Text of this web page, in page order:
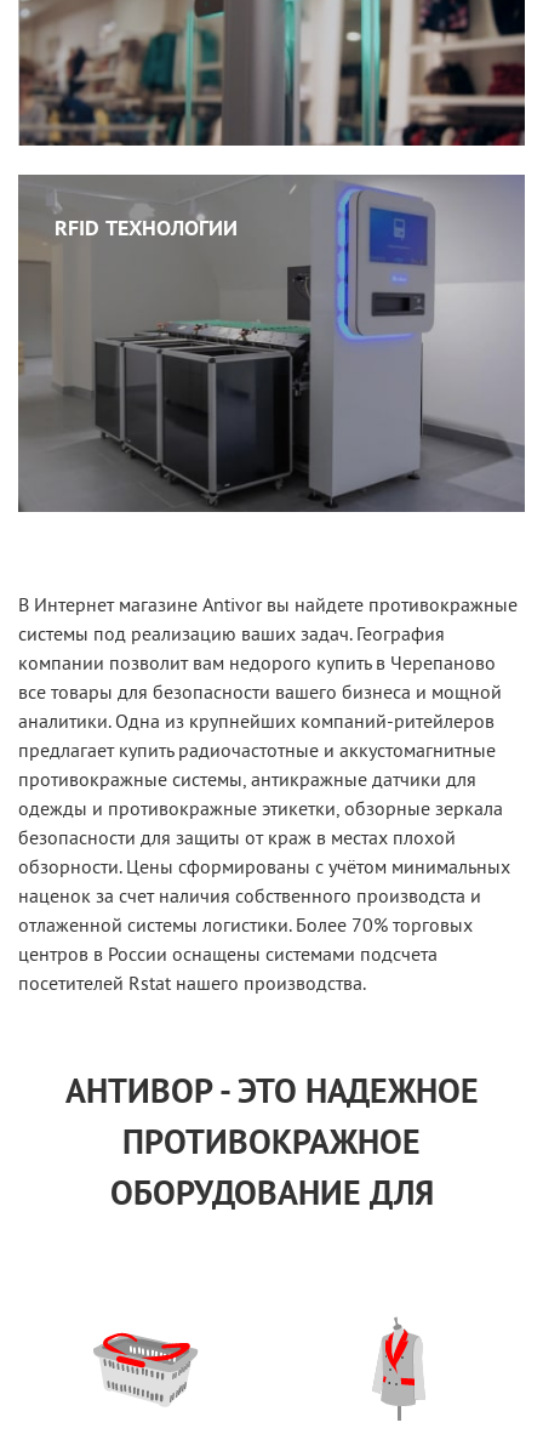
RFID ТЕХНОЛОГИИ
В Интернет магазине Antivor вы найдете противокражные
системы под реализацию ваших задач. География
компании позволит вам недорого купить в Черепаново
все товары для безопасности вашего бизнеса и мощной
аналитики. Одна из крупнейших компаний-ритейлеров
предлагает купить радиочастотные и аккустомагнитные
противокражные системы, антикражные датчики для
одежды и противокражные этикетки, обзорные зеркала
безопасности для защиты от краж в местах плохой
обзорности. Цены сформированы с учётом минимальных
наценок за счет наличия собственного производста и
отлаженной системы логистики. Более 70% торговых
центров в России оснащены системами подсчета
посетителей Rstat нашего производства.
АНТИВОР - ЭТО НАДЕЖНОЕ
ПРОТИВОКРАЖНОЕ
ОБОРУДОВАНИЕ ДЛЯ